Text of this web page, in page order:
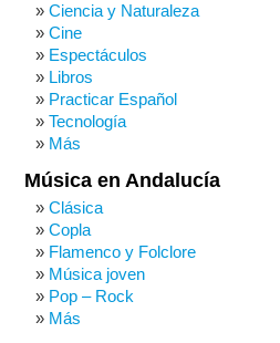
Ciencia y Naturaleza
Cine
Espectáculos
Libros
Practicar Español
Tecnología
Más
Música en Andalucía
Clásica
Copla
Flamenco y Folclore
Música joven
Pop – Rock
Más